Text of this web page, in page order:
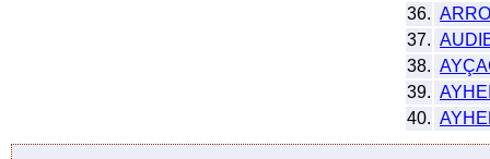
36.
37.
38.
39.
40.